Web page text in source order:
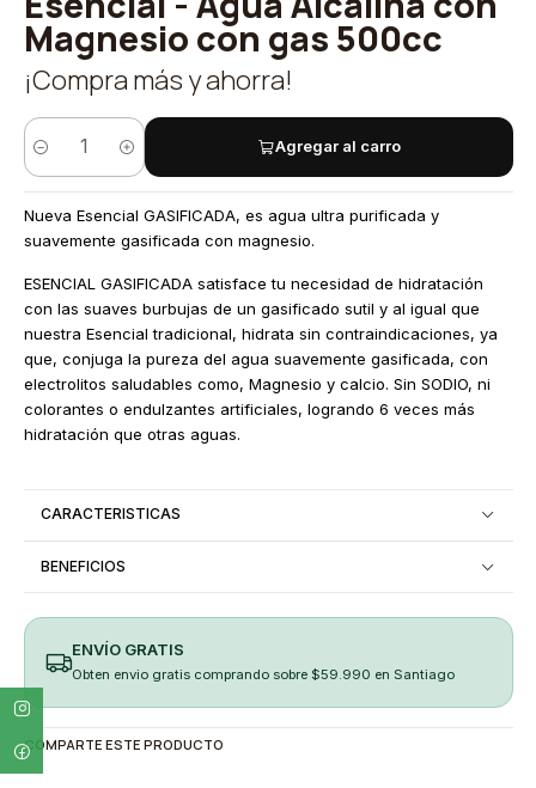
Magnesio con gas 500cc
¡Compra más y ahorra!
Cantidad
Agregar al carro
Nueva Esencial GASIFICADA, es agua ultra purificada y
suavemente gasificada con magnesio.
ESENCIAL GASIFICADA satisface tu necesidad de hidratación
con las suaves burbujas de un gasificado sutil y al igual que
nuestra Esencial tradicional, hidrata sin contraindicaciones, ya
que, conjuga la pureza del agua suavemente gasificada, con
electrolitos saludables como, Magnesio y calcio. Sin SODIO, ni
colorantes o endulzantes artificiales, logrando 6 veces más
hidratación que otras aguas.
CARACTERISTICAS
BENEFICIOS
ENVÍO GRATIS
Obten envio gratis comprando sobre $59.990 en Santiago
COMPARTE ESTE PRODUCTO